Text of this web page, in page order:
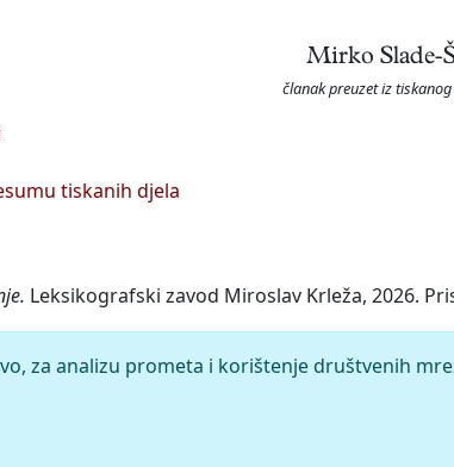
Mirko Slade-
članak preuzet iz
tiskanih djela
Leksikografski zavod Miroslav Krleža, 2026.
za analizu prometa i korištenje društvenih